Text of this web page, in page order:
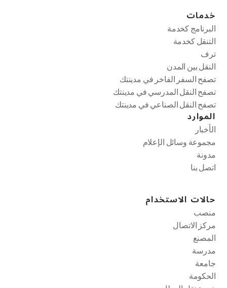
خدمات
البرنامج كخدمة
التنقل كخدمة
ترف
النقل بين المدن
تصفح السفر الفاخر في مدينتك
تصفح النقل المدرسي في مدينتك
تصفح النقل الصناعي في مدينتك
الموارد
الأخبار
مجموعة وسائل الإعلام
مدونة
اتصل بنا
حالات الاستخدام
منصب
مركز الاتصال
المصنع
مدرسة
جامعة
الحكومة